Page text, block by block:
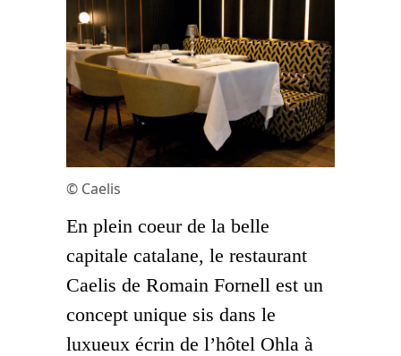
© Caelis
En plein coeur de la belle
capitale catalane, le restaurant
Caelis de Romain Fornell est un
concept unique sis dans le
luxueux écrin de l’hôtel Ohla à